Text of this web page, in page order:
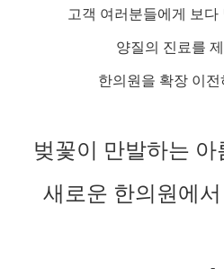
고객 여러분들에게 보다
양질의 진료를
한의원을 확장 이
벚꽃이 만발하는 아
새로운 한의원에